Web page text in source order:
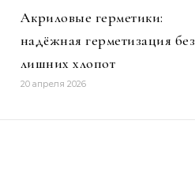
Акриловые герметики:
надёжная герметизация без
лишних хлопот
20 апреля 2026